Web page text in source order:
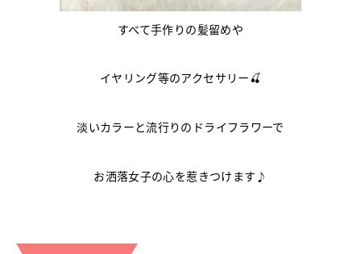
すべて手作りの髪留めや
イヤリング等のアクセサリー🍒
淡いカラーと流行りのドライフラワーで
お洒落女子の心を惹きつけます♪